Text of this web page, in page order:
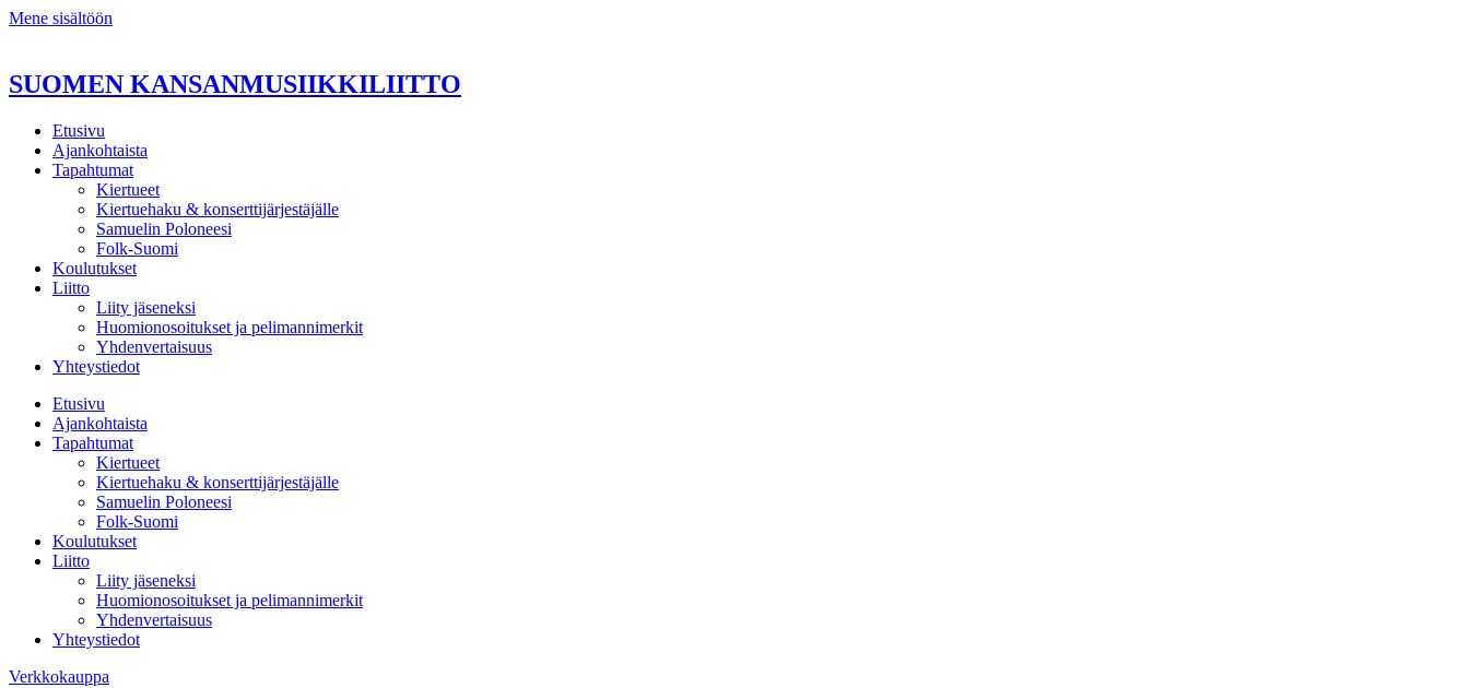
Mene sisältöön
SUOMEN KANSANMUSIIKKILIITTO
Etusivu
Ajankohtaista
Tapahtumat
Kiertueet
Kiertuehaku & konserttijärjestäjälle
Samuelin Poloneesi
Folk-Suomi
Koulutukset
Liitto
Liity jäseneksi
Huomionosoitukset ja pelimannimerkit
Yhdenvertaisuus
Yhteystiedot
Etusivu
Ajankohtaista
Tapahtumat
Kiertueet
Kiertuehaku & konserttijärjestäjälle
Samuelin Poloneesi
Folk-Suomi
Koulutukset
Liitto
Liity jäseneksi
Huomionosoitukset ja pelimannimerkit
Yhdenvertaisuus
Yhteystiedot
Verkkokauppa